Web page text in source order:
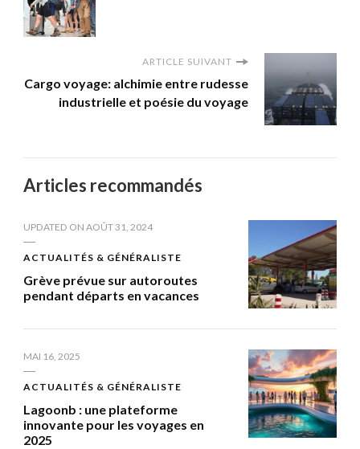
ARTICLE SUIVANT
Cargo voyage: alchimie entre rudesse
industrielle et poésie du voyage
Articles recommandés
UPDATED ON AOÛT 31, 2024
ACTUALITÉS & GÉNÉRALISTE
Grève prévue sur autoroutes
pendant départs en vacances
MAI 16, 2025
ACTUALITÉS & GÉNÉRALISTE
Lagoonb : une plateforme
innovante pour les voyages en
2025